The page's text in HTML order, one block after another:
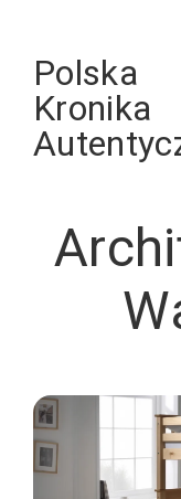
contentPolska
Kronika